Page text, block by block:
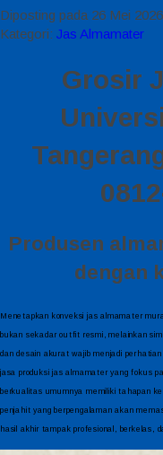
Diposting pada 26 Mei
Kategori: Jas Almamater
Grosir
Produsen
dengan
Menetapkan konveksi jas almamater
bukan sekadar outfit resmi, melainkan
dan desain akurat wajib menjadi
jasa produksi jas almamater yang fokus
berkualitas umumnya memiliki tahapan
penjahit yang berpengalaman akan
hasil akhir tampak profesional, berkelas,